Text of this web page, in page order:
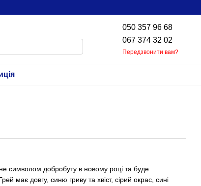
050 357 96 68
067 374 32 02
Передзвонити вам?
символом добробуту в новому році та буде
має довгу, синю гриву та хвіст, сірий окрас, сині